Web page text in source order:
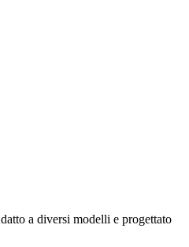
a diversi modelli e progettato